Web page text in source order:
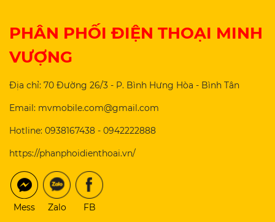
PHÂN PHỐI ĐIỆN THOẠI MINH
VƯỢNG
Địa chỉ: 70 Đường 26/3 - P. Bình Hưng Hòa - Bình Tân
Email: mvmobile.com@gmail.com
Hotline: 0938167438 - 0942222888
https://phanphoidienthoai.vn/
Mess Zalo FB